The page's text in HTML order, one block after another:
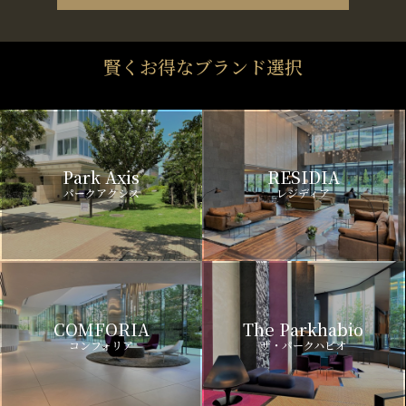
賢くお得なブランド選択
Park Axis
パークアクシス
RESIDIA
レジディア
COMFORIA
コンフォリア
The Parkhabio
ザ・パークハビオ